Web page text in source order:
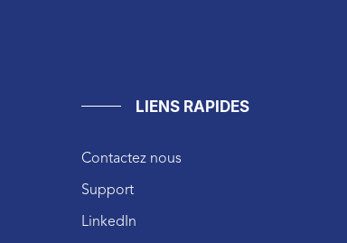
LIENS RAPIDES
Contactez nous
Support
LinkedIn